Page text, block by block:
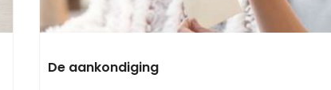
De aankondiging